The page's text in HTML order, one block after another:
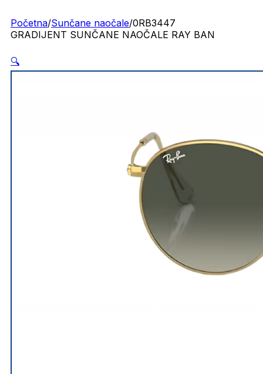
Početna/Sunčane naočale/0RB3447
GRADIJENT SUNČANE NAOČALE RAY BAN
🔍